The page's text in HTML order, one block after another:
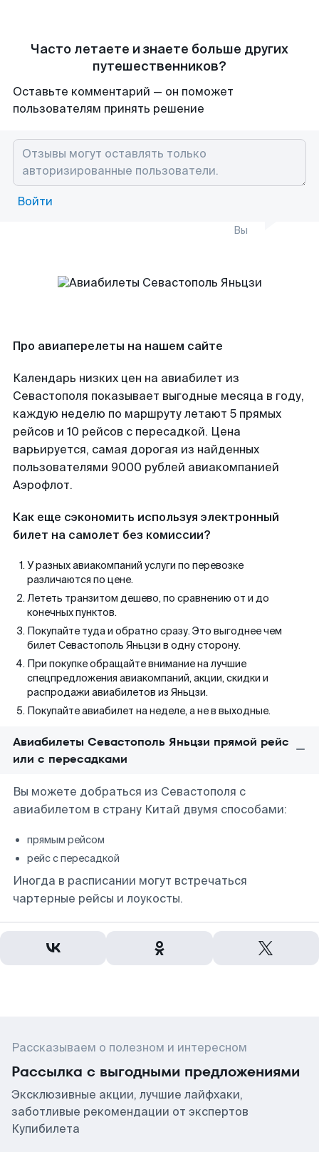
Часто летаете и знаете больше других
путешественников?
Оставьте комментарий — он поможет
пользователям принять решение
Войти
Вы
Про авиаперелеты на нашем сайте
Календарь низких цен на авиабилет из
Севастополя показывает выгодные месяца в году,
каждую неделю по маршруту летают 5 прямых
рейсов и 10 рейсов с пересадкой. Цена
варьируется, самая дорогая из найденных
пользователями 9000 рублей авиакомпанией
Аэрофлот.
Как еще сэкономить используя электронный
билет на самолет без комиссии?
У разных авиакомпаний услуги по перевозке
различаются по цене.
Лететь транзитом дешево, по сравнению от и до
конечных пунктов.
Покупайте туда и обратно сразу. Это выгоднее чем
билет Севастополь Яньцзи в одну сторону.
При покупке обращайте внимание на лучшие
спецпредложения авиакомпаний, акции, скидки и
распродажи авиабилетов из Яньцзи.
Покупайте авиабилет на неделе, а не в выходные.
Авиабилеты Севастополь Яньцзи прямой рейс
или с пересадками
Вы можете добраться из Севастополя с
авиабилетом в страну Китай двумя способами:
прямым рейсом
рейс с пересадкой
Иногда в расписании могут встречаться
чартерные рейсы и лоукосты.
Рассказываем о полезном и интересном
Рассылка с выгодными предложениями
Эксклюзивные акции, лучшие лайфхаки,
заботливые рекомендации от экспертов
Купибилета